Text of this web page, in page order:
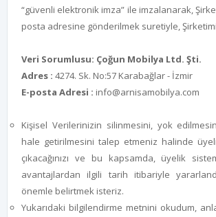
“güvenli elektronik imza” ile imzalanarak,
posta adresine gönderilmek suretiyle,
Veri Sorumlusu: Çoğun Mobilya Ltd. Şti.
Adres : 4274. Sk. No:57 Karabağlar - İzmir
E-posta Adresi : info@arnisamobilya.com
Kişisel Verilerinizin silinmesini, yok
hale getirilmesini talep etmeniz halinde
çıkacağınızı ve bu kapsamda, üyelik
avantajlardan ilgili tarih itibariyle
önemle belirtmek isteriz.
Yukarıdaki bilgilendirme metnini okudum,